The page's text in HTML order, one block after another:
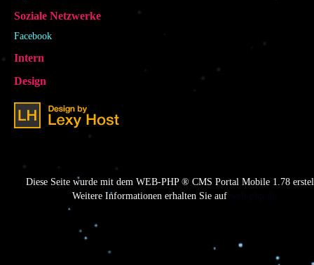
Soziale Netzwerke
Facebook
Intern
Design
Diese Seite wurde mit dem WEB-PHP ® CMS Portal Mobile 1.78
Weitere Informationen erhalten Sie auf